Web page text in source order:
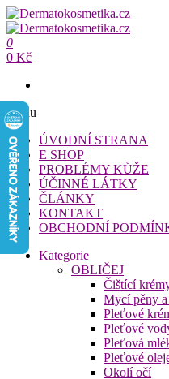
Přeskočit
na
obsah
Dermatokosmetika.cz
Dermatokosmetika.cz
0
0 Kč
Menu
ÚVODNÍ STRANA
E SHOP
PROBLÉMY KŮŽE
ÚČINNÉ LÁTKY
ČLÁNKY
KONTAKT
OBCHODNÍ
Kategorie
OBLIČEJ
Čištící
Mycí pěny
Pleťové
Pleťové
Pleťová
Pleťové
Okolí očí